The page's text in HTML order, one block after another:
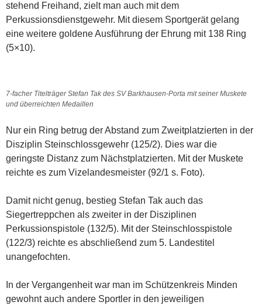
stehend Freihand, zielt man auch mit dem
Perkussionsdienstgewehr. Mit diesem Sportgerät gelang
eine weitere goldene Ausführung der Ehrung mit 138 Ring
(5×10).
7-facher Titelträger Stefan Tak des SV Barkhausen-Porta mit seiner Muskete
und überreichten Medaillen
Nur ein Ring betrug der Abstand zum Zweitplatzierten in der
Disziplin Steinschlossgewehr (125/2). Dies war die
geringste Distanz zum Nächstplatzierten. Mit der Muskete
reichte es zum Vizelandesmeister (92/1 s. Foto).
Damit nicht genug, bestieg Stefan Tak auch das
Siegertreppchen als zweiter in der Disziplinen
Perkussionspistole (132/5). Mit der Steinschlosspistole
(122/3) reichte es abschließend zum 5. Landestitel
unangefochten.
In der Vergangenheit war man im Schützenkreis Minden
gewohnt auch andere Sportler in den jeweiligen